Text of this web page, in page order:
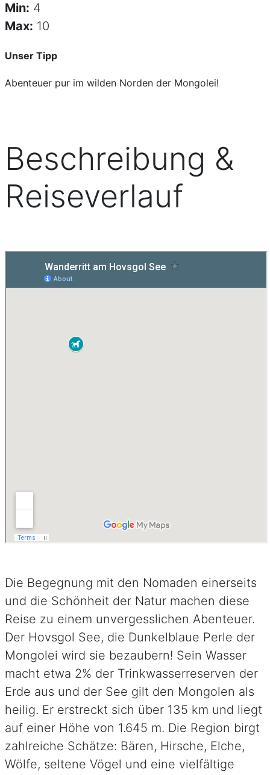
Min: 4
Max: 10
Unser Tipp
Abenteuer pur im wilden Norden der Mongolei!
Beschreibung &
Reiseverlauf
Die Begegnung mit den Nomaden einerseits
und die Schönheit der Natur machen diese
Reise zu einem unvergesslichen Abenteuer.
Der Hovsgol See, die Dunkelblaue Perle der
Mongolei wird sie bezaubern! Sein Wasser
macht etwa 2% der Trinkwasserreserven der
Erde aus und der See gilt den Mongolen als
heilig. Er erstreckt sich über 135 km und liegt
auf einer Höhe von 1.645 m. Die Region birgt
zahlreiche Schätze: Bären, Hirsche, Elche,
Wölfe, seltene Vögel und eine vielfältige